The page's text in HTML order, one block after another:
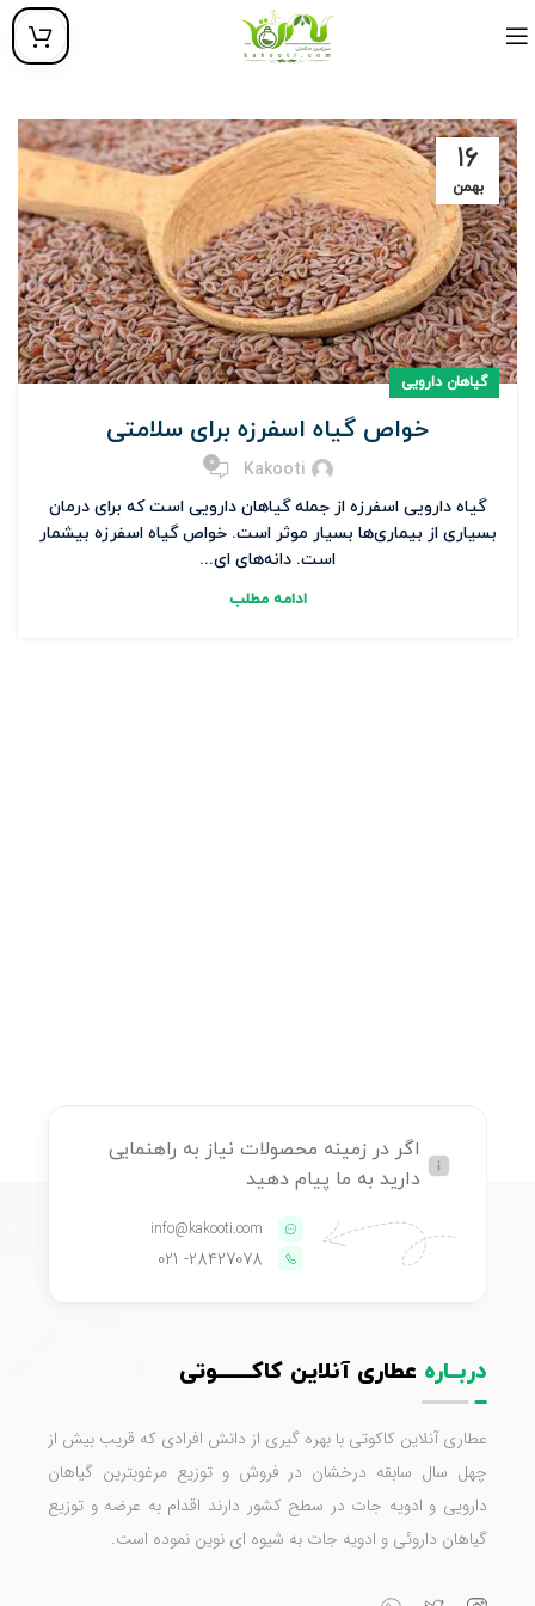
۱۶
بهمن
گیاهان دارویی
خواص گیاه اسفرزه برای سلامتی
Kakooti
0
گیاه دارویی اسفرزه از جمله گیاهان دارویی است که برای درمان
بسیاری از بیماری‌ها بسیار موثر است. خواص گیاه اسفرزه بیشمار
است. دانه‌های ای...
ادامه مطلب
اگر در زمینه محصولات نیاز به راهنمایی
دارید به ما پیام دهید
info@kakooti.com
28427078
- 021
دربــاره عطاری آنلاین کاکـــــــوتی
عطاری آنلاین کاکوتی با بهره گیری از دانش افرادی که قریب بیش از
چهل سال سابقه درخشان در فروش و توزیع مرغوبترین گیاهان
دارویی و ادویه جات در سطح کشور دارند اقدام به عرضه و توزیع
گیاهان داروئی و ادویه جات به شیوه ای نوین نموده است.